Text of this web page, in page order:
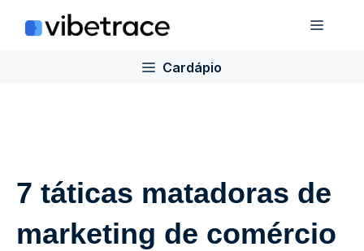
para
Cardápio
7 táticas matadoras de
marketing de comércio